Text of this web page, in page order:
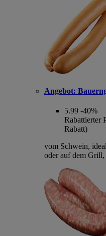
Angebot:
5.99 -40%
Rabattierter
Rabatt)
vom Schwein,
oder auf dem Grill,